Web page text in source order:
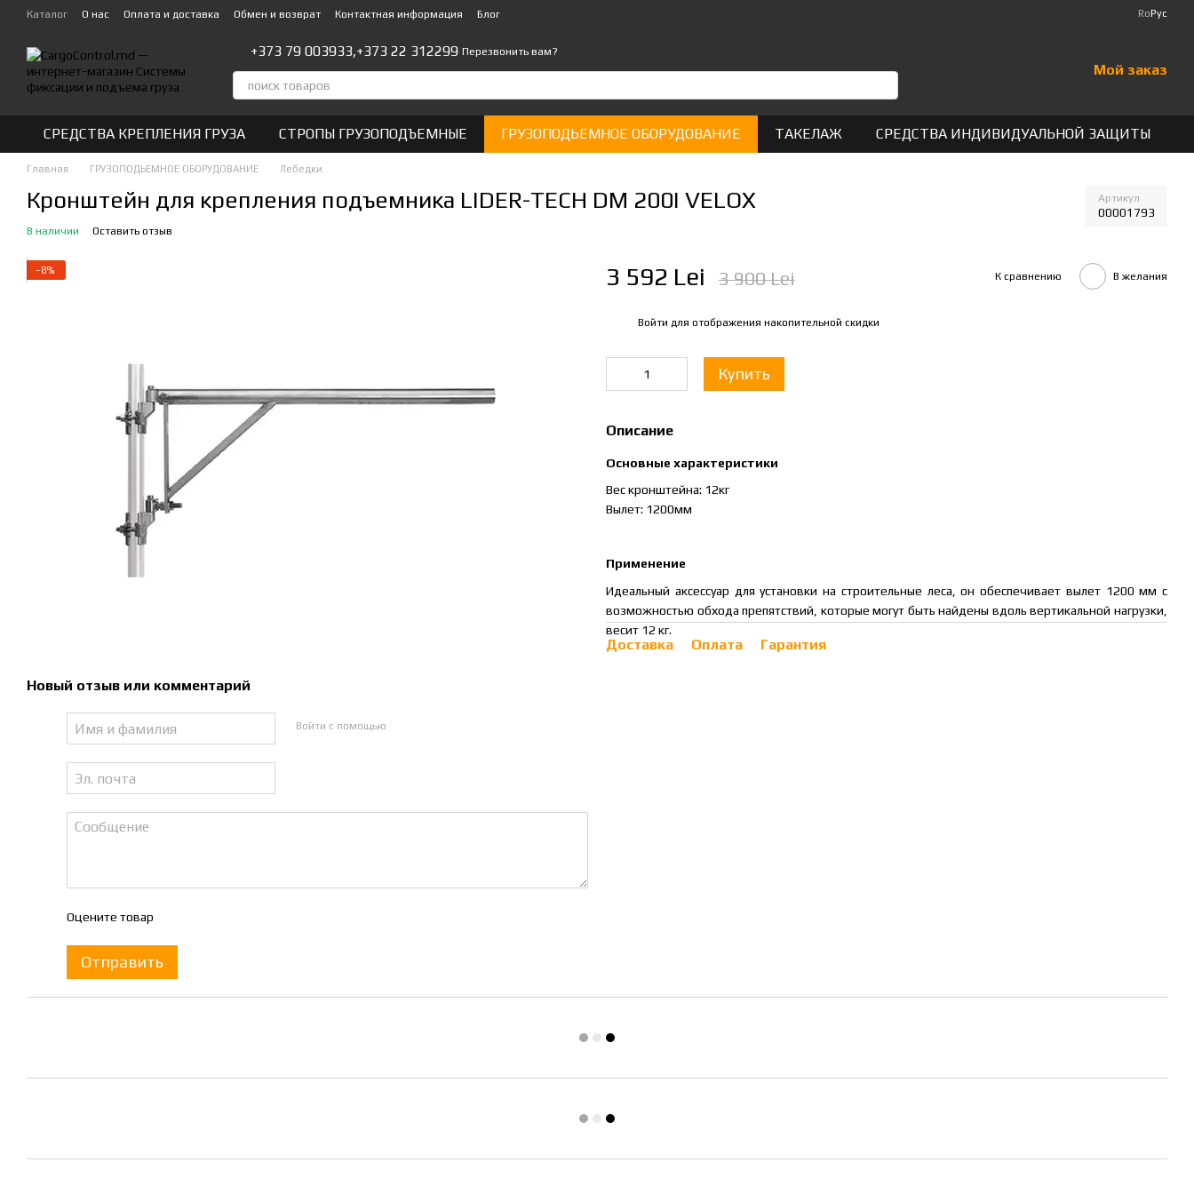
Перейти к основному контенту
Каталог О нас Оплата и доставка Обмен и возврат Контактная информация Блог RoРус
+373 79 003933,+373 22 312299 Перезвонить вам?
Мой заказ
СРЕДСТВА КРЕПЛЕНИЯ ГРУЗА СТРОПЫ ГРУЗОПОДЪЕМНЫЕ ГРУЗОПОДЬЕМНОЕ ОБОРУДОВАНИЕ ТАКЕЛАЖ СРЕДСТВА ИНДИВИДУАЛЬНОЙ ЗАЩИТЫ
Главная ГРУЗОПОДЬЕМНОЕ ОБОРУДОВАНИЕ Лебедки
Кронштейн для крепления подъемника LIDER-TECH DM 200I VELOX Артикул
00001793
В наличии Оставить отзыв
−8%
Новый отзыв или комментарий
Войти с помощью
Оцените товар
Отправить
3 592 Lei 3 900 Lei К сравнению В желания
Войти для отображения накопительной скидки
Купить
Описание
Основные характеристики
Вес кронштейна: 12кг
Вылет: 1200мм
Применение
Идеальный аксессуар для установки на строительные леса, он обеспечивает вылет 1200 мм с
возможностью обхода препятствий, которые могут быть найдены вдоль вертикальной нагрузки,
весит 12 кг.
Доставка Оплата Гарантия